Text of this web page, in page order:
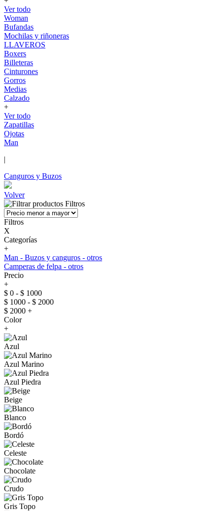
Ver todo
Woman
Bufandas
Mochilas y riñoneras
LLAVEROS
Boxers
Billeteras
Cinturones
Gorros
Medias
Calzado
+
Ver todo
Zapatillas
Ojotas
Man
|
Canguros y Buzos
Volver
Filtros
Filtros
X
Categorías
+
Man - Buzos y canguros - otros
Camperas de felpa - otros
Precio
+
$ 0 - $ 1000
$ 1000 - $ 2000
$ 2000 +
Color
+
Azul
Azul Marino
Azul Piedra
Beige
Blanco
Bordó
Celeste
Chocolate
Crudo
Gris Topo